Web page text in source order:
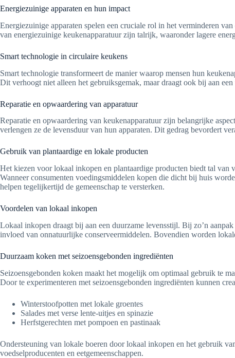
Energiezuinige apparaten en hun impact
Energiezuinige apparaten spelen een cruciale rol in het verminderen
van energiezuinige keukenapparatuur zijn talrijk, waaronder lagere
Smart technologie in circulaire keukens
Smart technologie transformeert de manier waarop mensen hun
Dit verhoogt niet alleen het gebruiksgemak, maar draagt ook bij aan
Reparatie en opwaardering van apparatuur
Reparatie en opwaardering van keukenapparatuur zijn belangrijke
verlengen ze de levensduur van hun apparaten. Dit gedrag bevordert
Gebruik van plantaardige en lokale producten
Het kiezen voor lokaal inkopen en plantaardige producten biedt tal van
Wanneer consumenten voedingsmiddelen kopen die dicht bij huis
helpen tegelijkertijd de gemeenschap te versterken.
Voordelen van lokaal inkopen
Lokaal inkopen draagt bij aan een duurzame levensstijl. Bij zo’n
invloed van onnatuurlijke conserveermiddelen. Bovendien worden
Duurzaam koken met seizoensgebonden ingrediënten
Seizoensgebonden koken maakt het mogelijk om optimaal gebruik te
Door te experimenteren met seizoensgebonden ingrediënten kunnen
Winterstoofpotten met lokale groentes
Salades met verse lente-uitjes en spinazie
Herfstgerechten met pompoen en pastinaak
Ondersteuning van lokale boeren door lokaal inkopen en het gebruik
voedselproducenten en eetgemeenschappen.